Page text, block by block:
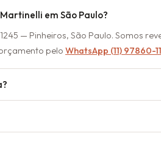
em São Paulo?
— Pinheiros, São Paulo. Somos
pelo WhatsApp (11) 97860-